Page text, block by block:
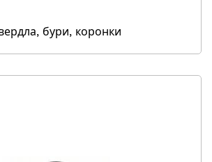
бури, коронки